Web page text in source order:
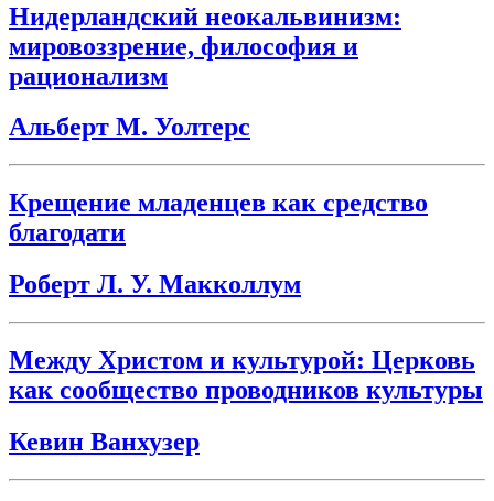
Нидерландский неокальвинизм:
мировоззрение, философия и
рационализм
Альберт М. Уолтерс
Крещение младенцев как средство
благодати
Роберт Л. У. Макколлум
Между Христом и культурой: Церковь
как сообщество проводников культуры
Кевин Ванхузер